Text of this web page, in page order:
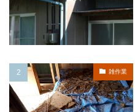
雑作業